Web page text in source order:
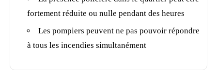
fortement réduite ou nulle pendant des heures
Les pompiers peuvent ne pas pouvoir répondre
à tous les incendies simultanément